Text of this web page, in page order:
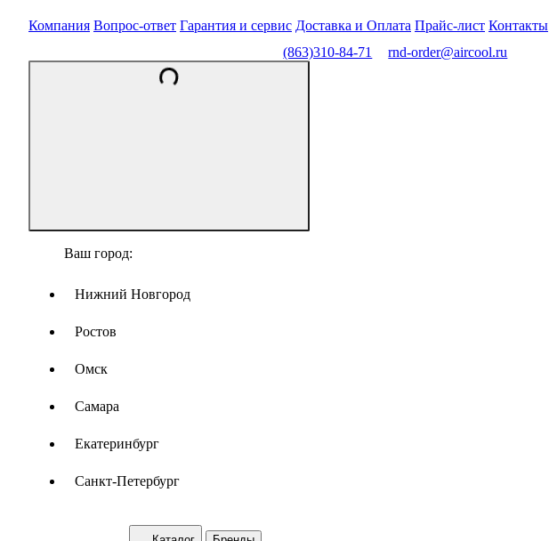
Компания Вопрос-ответ Гарантия и сервис Доставка и Оплата Прайс-лист Контакты
(863)310-84-71
rnd-order@aircool.ru
Ваш город:
Нижний Новгород
Ростов
Омск
Самара
Екатеринбург
Санкт-Петербург